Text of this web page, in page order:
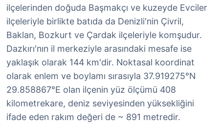
ilçelerinden doğuda Başmakçı ve kuzeyde Evciler
ilçeleriyle birlikte batıda da Denizli'nin Çivril,
Baklan, Bozkurt ve Çardak ilçeleriyle komşudur.
Dazkırı'nın il merkeziyle arasındaki mesafe ise
yaklaşık olarak 144 km'dir. Noktasal koordinat
olarak enlem ve boylamı sırasıyla 37.919275°N
29.858867°E olan ilçenin yüz ölçümü 408
kilometrekare, deniz seviyesinden yüksekliğini
ifade eden rakım değeri de ~ 891 metredir.